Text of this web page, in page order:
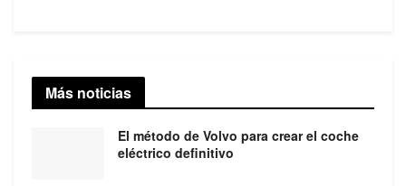
Más noticias
El método de Volvo para crear el coche
eléctrico definitivo